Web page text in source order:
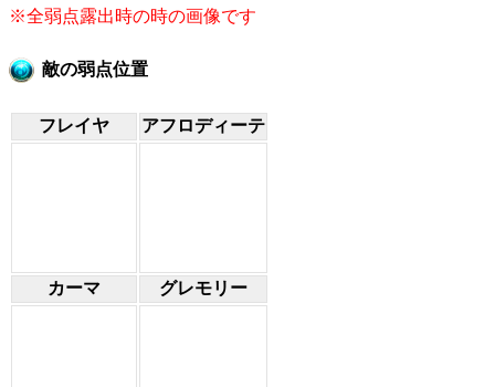
※全弱点露出時の時の画像です
敵の弱点位置
フレイヤ アフロディーテ
カーマ グレモリー